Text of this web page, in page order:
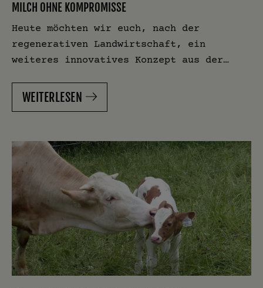
MILCH OHNE KOMPROMISSE
Heute möchten wir euch, nach der
regenerativen Landwirtschaft, ein
weiteres innovatives Konzept aus der…
WEITERLESEN